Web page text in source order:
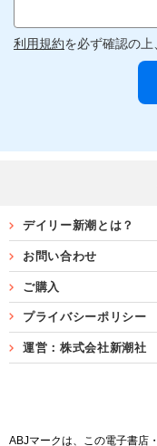
利用規約を必ず確認の上
デイリー新潮とは？
お問い合わせ
ご購入
プライバシーポリシー
運営：株式会社新潮社
ABJマークは、この電子書店